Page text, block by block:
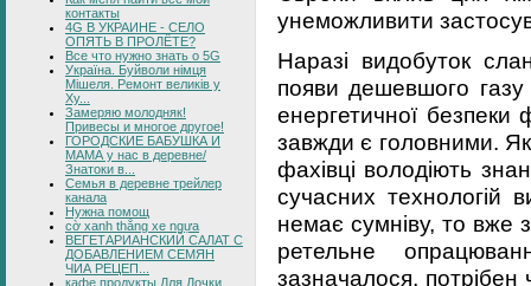
контакты
4G В УКРАИНЕ - СЕЛО
ОПЯТЬ В ПРОЛЁТЕ?
Все что нужно знать о 5G
Україна. Буйволи німця
Мішеля. Ремонт великів у
Ху...
Замеряю молодняк!
Привесы и многое другое!
ГОРОДСКИЕ БАБУШКА И
МАМА у нас в деревне/
Знатоки в...
Семья в деревне трейлер
канала
Нужна помощ
cờ xanh thắng xe ngựa
ВЕГЕТАРИАНСКИЙ САЛАТ С
ДОБАВЛЕНИЕМ СЕМЯН
ЧИА РЕЦЕП...
кафе продукты Для Дочки
унеможливити
Наразі видобуток
появи дешевшого
енергетичної безпеки
завжди є головними.
фахівці володіють
сучасних технологій
немає сумніву, то вже
ретельне
зазначалося,